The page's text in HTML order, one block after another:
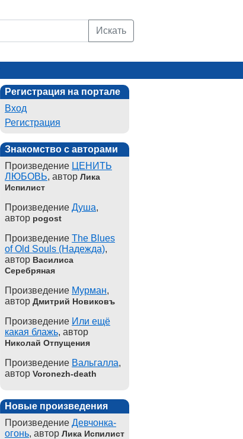
Искать
Регистрация на портале
Вход
Регистрация
Знакомство с авторами
Произведение ЦЕНИТЬ
ЛЮБОВЬ, автор Лика
Испилист
Произведение Душа,
автор pogost
Произведение The Blues
of Old Souls (Надежда),
автор Василиса
Серебряная
Произведение Мурман,
автор Дмитрий Новиковъ
Произведение Или ещё
какая блажь, автор
Николай Отпущения
Произведение Вальгалла,
автор Voronezh-death
Новые произведения
Произведение Девчонка-
огонь, автор Лика Испилист